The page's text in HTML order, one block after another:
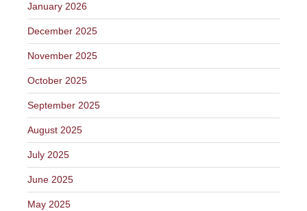
January 2026
December 2025
November 2025
October 2025
September 2025
August 2025
July 2025
June 2025
May 2025